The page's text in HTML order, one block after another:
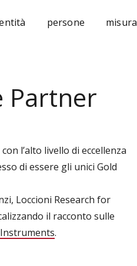
persone misura
Partner
con l’alto livello di eccellenza
di essere gli unici Gold
Loccioni Research for
il racconto sulle
.